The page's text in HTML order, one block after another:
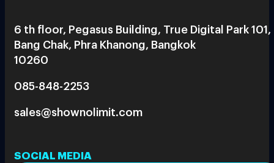
6 th floor, Pegasus Building, True Digital Park 101,
Bang Chak, Phra Khanong, Bangkok
10260
085-848-2253
sales@shownolimit.com
SOCIAL MEDIA